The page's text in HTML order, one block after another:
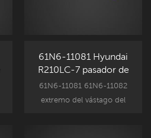
61N6-11081 Hyundai
R210LC-7 pasador de
extremo de varilla de
cilindro de cuchara
61N6-11081 61N6-11082
extremo del vástago del